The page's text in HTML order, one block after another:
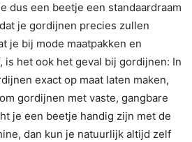
dus een beetje een standaardraam
je gordijnen precies zullen
je bij mode maatpakken en
het ook het geval bij gordijnen: In
exact op maat laten maken,
gordijnen met vaste, gangbare
je een beetje handig zijn met de
dan kun je natuurlijk altijd zelf